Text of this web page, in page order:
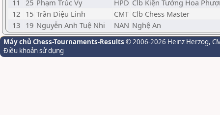
11
25 Phạm Trúc Vy HPD Clb Kiện Tướng Hoa
12 15 Trần Diệu Linh CMT Clb Chess Master
13 19 Nguyễn Anh Tuệ Nhi NAN Nghệ An
Máy chủ Chess-Tournaments-Results © 2006-2026 Heinz Herzog,
Điều khoản sử dụng